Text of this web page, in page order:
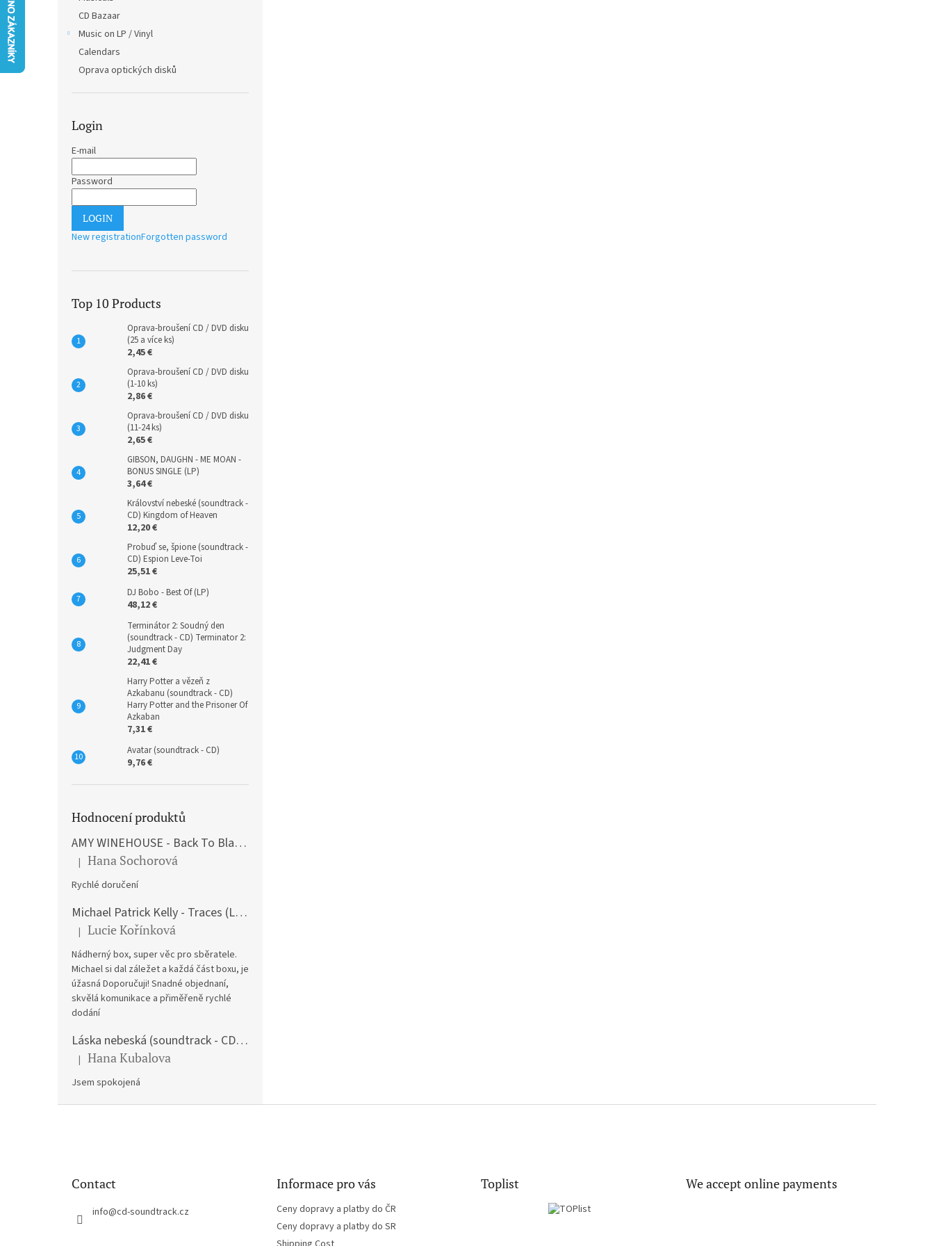
CD Bazaar
Music on LP / Vinyl
Calendars
Oprava optických disků
Login
E-mail
Password
LOGIN
New registrationForgotten password
Top 10 Products
Oprava-broušení CD / DVD disku
(25 a více ks)
2,45 €
Oprava-broušení CD / DVD disku
(1-10 ks)
2,86 €
Oprava-broušení CD / DVD disku
(11-24 ks)
2,65 €
GIBSON, DAUGHN - ME MOAN -
BONUS SINGLE (LP)
3,64 €
Království nebeské (soundtrack -
CD) Kingdom of Heaven
12,20 €
Probuď se, špione (soundtrack -
CD) Espion Leve-Toi
25,51 €
DJ Bobo - Best Of (LP)
48,12 €
Terminátor 2: Soudný den
(soundtrack - CD) Terminator 2:
Judgment Day
22,41 €
Harry Potter a vězeň z
Azkabanu (soundtrack - CD)
Harry Potter and the Prisoner Of
Azkaban
7,31 €
Avatar (soundtrack - CD)
9,76 €
Hodnocení produktů
AMY WINEHOUSE - Back To Black (LP)
The product rating is 5 out of 5 stars.
| Hana Sochorová
Rychlé doručení
Michael Patrick Kelly - Traces (Limited Edition) (Premium Box-Set) (LP)
The product rating is 5 out of 5 stars.
| Lucie Kořínková
Nádherný box, super věc pro sběratele.
Michael si dal záležet a každá část boxu, je
úžasná Doporučuji! Snadné objednaní,
skvělá komunikace a přiměřeně rychlé
dodání
Láska nebeská (soundtrack - CD) Love Actually
The product rating is 5 out of 5 stars.
| Hana Kubalova
Jsem spokojená
Contact
info@cd-soundtrack.cz
Informace pro vás
Ceny dopravy a platby do ČR
Ceny dopravy a platby do SR
Toplist We accept online payments